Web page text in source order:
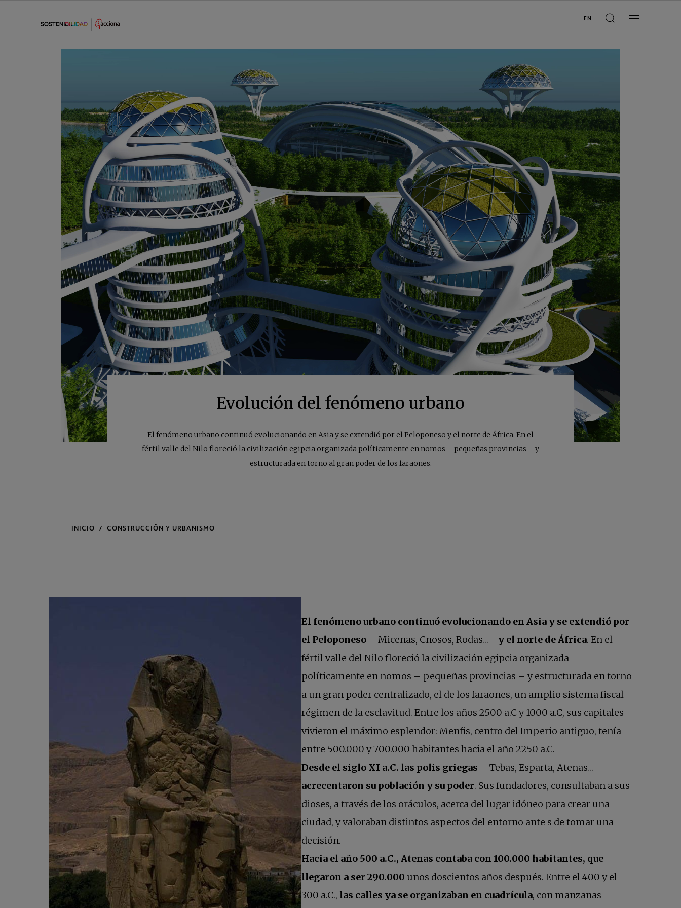
Evolución del fenómeno urbano
El fenómeno urbano continuó evolucionando en Asia y se extendió por el Peloponeso y el norte de África. En el
fértil valle del Nilo floreció la civilización egipcia organizada políticamente en nomos – pequeñas provincias – y
estructurada en torno al gran poder de los faraones.
El fenómeno urbano continuó evolucionando en Asia y se extendió por
el Peloponeso – Micenas, Cnosos, Rodas… - y el norte de África. En el
fértil valle del Nilo floreció la civilización egipcia organizada
políticamente en nomos – pequeñas provincias – y estructurada en torno
a un gran poder centralizado, el de los faraones, un amplio sistema fiscal
régimen de la esclavitud. Entre los años 2500 a.C y 1000 a.C, sus capitales
vivieron el máximo esplendor: Menfis, centro del Imperio antiguo, tenía
entre 500.000 y 700.000 habitantes hacia el año 2250 a.C.
Desde el siglo XI a.C. las polis griegas – Tebas, Esparta, Atenas… -
acrecentaron su población y su poder. Sus fundadores, consultaban a sus
dioses, a través de los oráculos, acerca del lugar idóneo para crear una
ciudad, y valoraban distintos aspectos del entorno ante s de tomar una
decisión.
Hacia el año 500 a.C., Atenas contaba con 100.000 habitantes, que
llegaron a ser 290.000 unos doscientos años después. Entre el 400 y el
300 a.C., las calles ya se organizaban en cuadrícula, con manzanas